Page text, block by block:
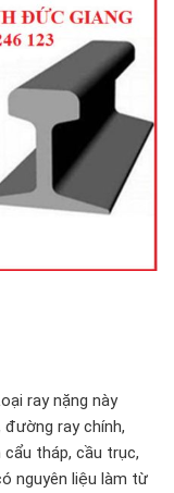
ray nặng này
ray chính,
tháp, cầu trục,
nguyên liệu làm từ